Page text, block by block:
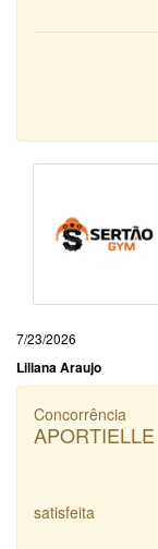
7/23/2026
Liliana Araujo
Concorrência
APORTIELLE
satisfeita